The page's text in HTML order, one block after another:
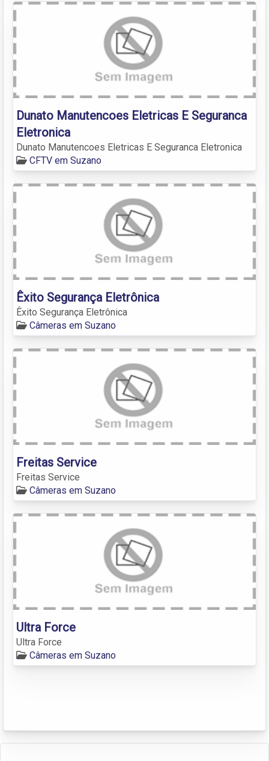
Dunato Manutencoes Eletricas E Seguranca
Eletronica
Dunato Manutencoes Eletricas E Seguranca Eletronica
CFTV em Suzano
Êxito Segurança Eletrônica
Êxito Segurança Eletrônica
Câmeras em Suzano
Freitas Service
Freitas Service
Câmeras em Suzano
Ultra Force
Ultra Force
Câmeras em Suzano